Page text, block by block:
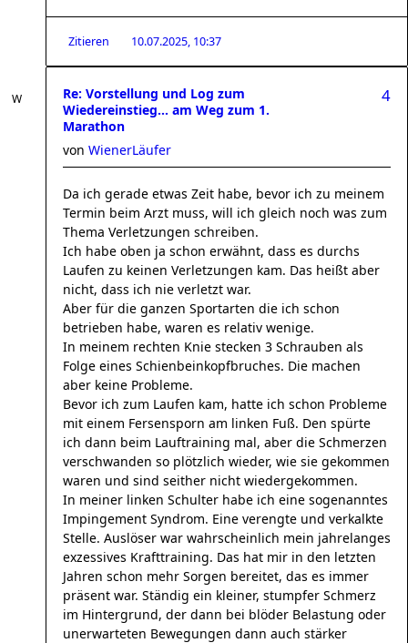
Zitieren 10.07.2025, 10:37
Re: Vorstellung und Log zum
Wiedereinstieg... am Weg zum 1.
Marathon
4
von WienerLäufer
Da ich gerade etwas Zeit habe, bevor ich zu meinem
Termin beim Arzt muss, will ich gleich noch was zum
Thema Verletzungen schreiben.
Ich habe oben ja schon erwähnt, dass es durchs
Laufen zu keinen Verletzungen kam. Das heißt aber
nicht, dass ich nie verletzt war.
Aber für die ganzen Sportarten die ich schon
betrieben habe, waren es relativ wenige.
In meinem rechten Knie stecken 3 Schrauben als
Folge eines Schienbeinkopfbruches. Die machen
aber keine Probleme.
Bevor ich zum Laufen kam, hatte ich schon Probleme
mit einem Fersensporn am linken Fuß. Den spürte
ich dann beim Lauftraining mal, aber die Schmerzen
verschwanden so plötzlich wieder, wie sie gekommen
waren und sind seither nicht wiedergekommen.
In meiner linken Schulter habe ich eine sogenanntes
Impingement Syndrom. Eine verengte und verkalkte
Stelle. Auslöser war wahrscheinlich mein jahrelanges
exzessives Krafttraining. Das hat mir in den letzten
Jahren schon mehr Sorgen bereitet, das es immer
präsent war. Ständig ein kleiner, stumpfer Schmerz
im Hintergrund, der dann bei blöder Belastung oder
unerwarteten Bewegungen dann auch stärker